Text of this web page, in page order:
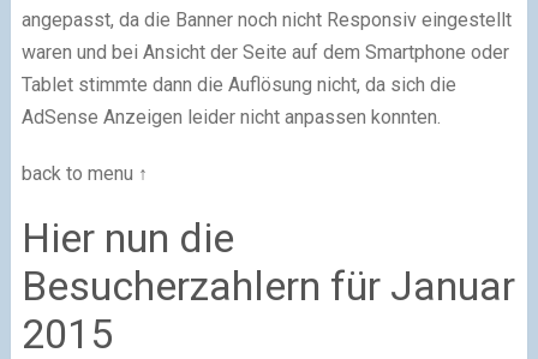
angepasst, da die Banner noch nicht Responsiv eingestellt
waren und bei Ansicht der Seite auf dem Smartphone oder
Tablet stimmte dann die Auflösung nicht, da sich die
AdSense Anzeigen leider nicht anpassen konnten.
back to menu ↑
Hier nun die
Besucherzahlern für Januar
2015